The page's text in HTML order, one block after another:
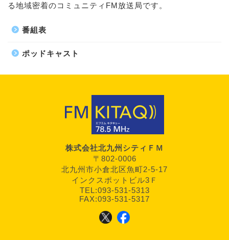
る地域密着のコミュニティFM放送局です。
番組表
ポッドキャスト
株式会社北九州シティＦＭ
〒802-0006
北九州市小倉北区魚町2-5-17
インクスポットビル3Ｆ
TEL:093-531-5313
FAX:093-531-5317